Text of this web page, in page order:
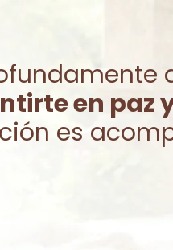
en paz
es